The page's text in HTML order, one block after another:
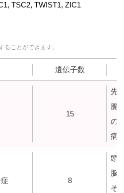
TSC2, TWIST1, ZIC1
ことができます。
遺伝子数
15
先
脆
の
病
8
頭
脳
そ